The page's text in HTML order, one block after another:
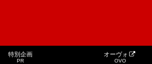
特別企画
PR
オーヴォ
OVO